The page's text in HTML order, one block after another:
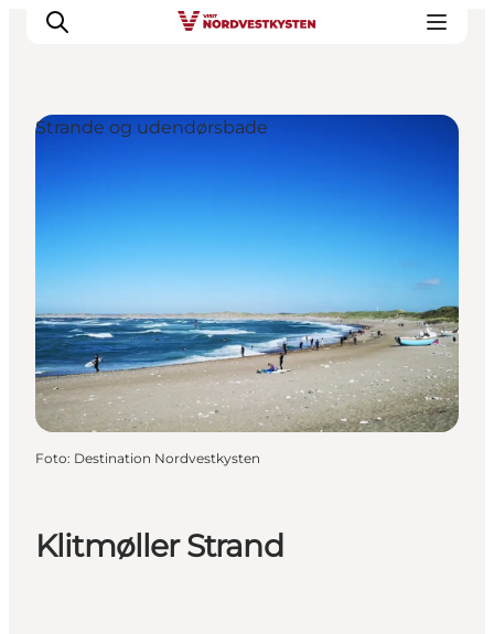
Handicapvenlig ferie
Events
Overnatning
Planlæg din ferie
Klitmøller Strand
Strande og udendørsbade
Foto: Destination Nordvestkysten